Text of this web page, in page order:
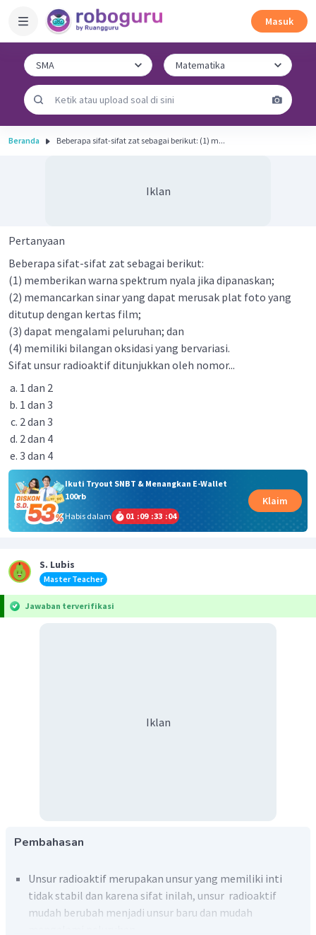
Masuk
Beranda Beberapa sifat-sifat zat sebagai berikut: (1) m...
Iklan
Pertanyaan
Beberapa sifat-sifat zat sebagai berikut:
(1) memberikan warna spektrum nyala jika dipanaskan;
(2) memancarkan sinar yang dapat merusak plat foto yang
ditutup dengan kertas film;
(3) dapat mengalami peluruhan; dan
(4) memiliki bilangan oksidasi yang bervariasi.
Sifat unsur radioaktif ditunjukkan oleh nomor...
1 dan 2
1 dan 3
2 dan 3
2 dan 4
3 dan 4
Ikuti Tryout SNBT & Menangkan E-Wallet
100rb
Habis dalam
01 :09 :33 :04
Klaim
S. Lubis
Master Teacher
Jawaban terverifikasi
Iklan
Pembahasan
Unsur radioaktif merupakan unsur yang memiliki inti
tidak stabil dan karena sifat inilah, unsur radioaktif
mudah berubah menjadi unsur baru dan mudah